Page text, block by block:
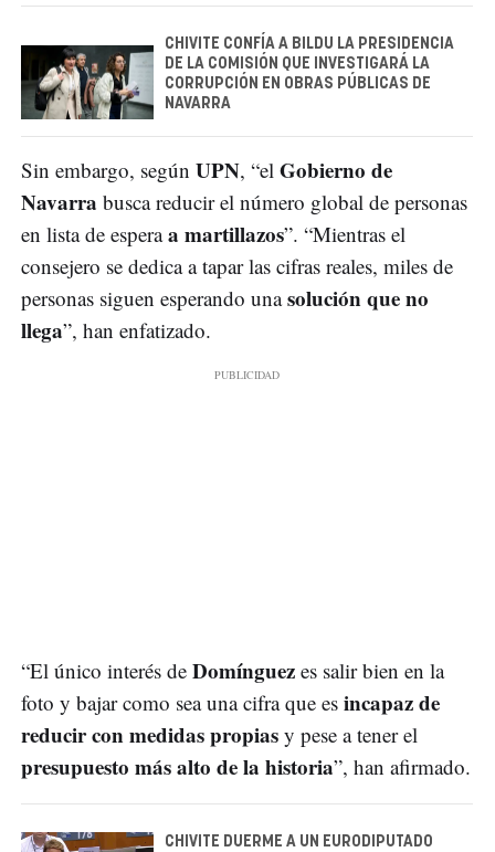
CHIVITE CONFÍA A BILDU LA PRESIDENCIA
DE LA COMISIÓN QUE INVESTIGARÁ LA
CORRUPCIÓN EN OBRAS PÚBLICAS DE
NAVARRA
Sin embargo, según UPN, “el Gobierno de
Navarra busca reducir el número global de personas
en lista de esperaa martillazos”. “Mientras el
consejero se dedica a tapar las cifras reales, miles de
personas siguen esperando unasolución que no
llega”, han enfatizado.
“El único interés de Domínguez es salir bien en la
foto y bajar como sea una cifra que es incapaz de
reducir con medidas propias y pese a tener el
presupuesto más alto de la historia”, han afirmado.
CHIVITE DUERME A UN EURODIPUTADO